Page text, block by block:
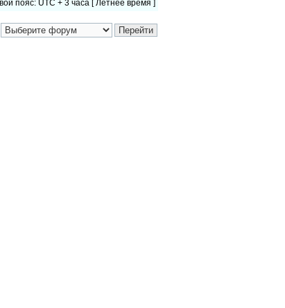
пояс: UTC + 3 часа [ Летнее время ]